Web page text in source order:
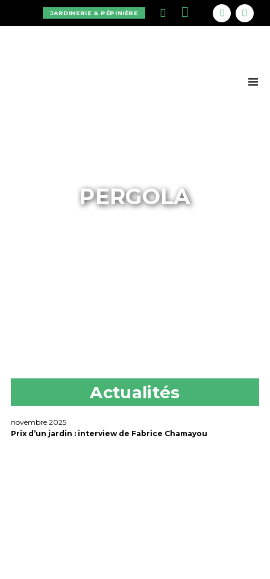
JARDINERIE & PÉPINIÈRE
PERGOLA
Actualités
novembre 2025
Prix d’un jardin : interview de Fabrice Chamayou